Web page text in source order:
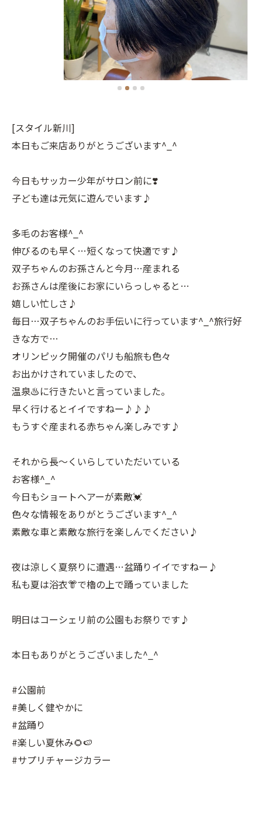
[スタイル新川]
本日もご来店ありがとうございます^_^
今日もサッカー少年がサロン前に❣️
子ども達は元気に遊んでいます♪
多毛のお客様^_^
伸びるのも早く…短くなって快適です♪
双子ちゃんのお孫さんと今月…産まれる
お孫さんは産後にお家にいらっしゃると…
嬉しい忙しさ♪
毎日…双子ちゃんのお手伝いに行っています^_^旅行好
きな方で…
オリンピック開催のパリも船旅も色々
お出かけされていましたので、
温泉♨️に行きたいと言っていました。
早く行けるとイイですねー♪♪♪
もうすぐ産まれる赤ちゃん楽しみです♪
それから長〜くいらしていただいている
お客様^_^
今日もショートヘアーが素敵💓
色々な情報をありがとうございます^_^
素敵な車と素敵な旅行を楽しんでください♪
夜は涼しく夏祭りに遭遇…盆踊りイイですねー♪
私も夏は浴衣👘で櫓の上で踊っていました
明日はコーシェリ前の公園もお祭りです♪
本日もありがとうございました^_^
#公園前
#美しく健やかに
#盆踊り
#楽しい夏休み🌻🍉
#サプリチャージカラー